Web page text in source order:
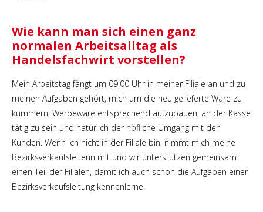
Wie kann man sich einen ganz
normalen Arbeitsalltag als
Handelsfachwirt vorstellen?
Mein Arbeitstag fängt um 09.00 Uhr in meiner Filiale an und zu
meinen Aufgaben gehört, mich um die neu gelieferte Ware zu
kümmern, Werbeware entsprechend aufzubauen, an der Kasse
tätig zu sein und natürlich der höfliche Umgang mit den
Kunden. Wenn ich nicht in der Filiale bin, nimmt mich meine
Bezirksverkaufsleiterin mit und wir unterstützen gemeinsam
einen Teil der Filialen, damit ich auch schon die Aufgaben einer
Bezirksverkaufsleitung kennenlerne.